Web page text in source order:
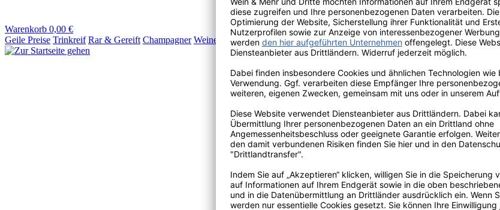
Warenkorb 0,00 €
Geile Preise Trinkreif Rar & Gereift Champagner Weine Wein & Mehr Edition Vorteilspakete Primitivo Weine vom Gardasee